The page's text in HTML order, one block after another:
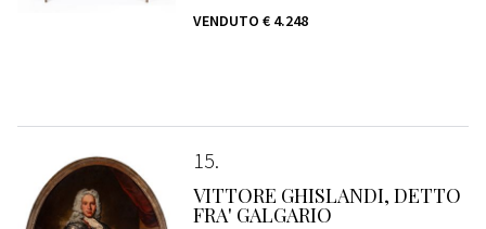
VENDUTO € 4.248
15
VITTORE GHISLANDI, DETTO
FRA' GALGARIO